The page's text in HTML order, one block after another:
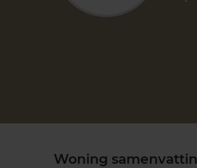
Woning